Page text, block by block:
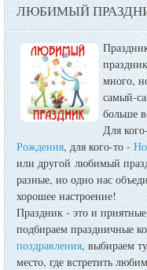
ЛЮБИМЫЙ
много,
самый-
больше
Для
Рождения, для кого-то -
или другой любимый
разные, но одно нас
хорошее настроение!
Праздник - это и
подбираем праздничные
поздравления, выбираем
место, где встретить